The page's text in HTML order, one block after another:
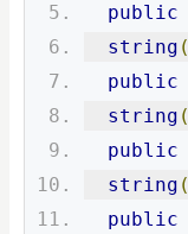
public
string (
public
string (
public
string (
public